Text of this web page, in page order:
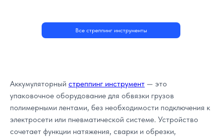
Все стреппинг инструменты
Аккумуляторный стреппинг инструмент — это
упаковочное оборудование для обвязки грузов
полимерными лентами, без необходимости подключения к
электросети или пневматической системе. Устройство
сочетает функции натяжения, сварки и обрезки,